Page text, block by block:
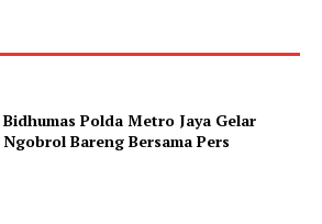
Bidhumas Polda Metro Jaya Gelar
Ngobrol Bareng Bersama Pers